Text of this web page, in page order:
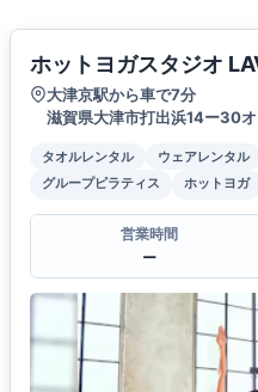
ホットヨガスタジオ
大津京駅から車で7分
滋賀県大津市打出浜14ー30
タオルレンタル ウェアレンタル
グループピラティス
ホットヨガ
営業時間
ー